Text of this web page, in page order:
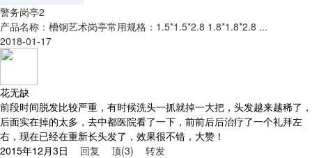
警务岗亭2
产品名称：槽钢艺术岗亭常用规格：1.5*1.5*2.8 1.8*1.8*2.8 ...
2018-01-17
花无缺
前段时间脱发比较严重，有时候洗头一抓就掉一大把，头发越来越稀了，
后面实在掉的太多，去中都医院看了一下，前前后后治疗了一个礼拜左
右，现在已经在重新长头发了，效果很不错，大赞！
2015年12月3日
回复 顶(3) 转发